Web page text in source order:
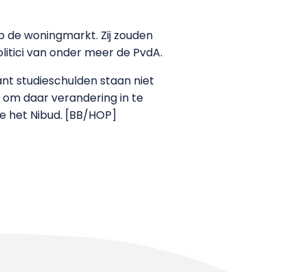
woningmarkt. Zij zouden
van onder meer de PvdA.
studieschulden staan niet
daar verandering in te
Nibud. [BB/HOP]